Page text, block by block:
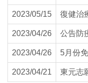
2023/05/15 復健治
2023/04/26 公告防
2023/04/26 5月份
2023/04/21 東元志